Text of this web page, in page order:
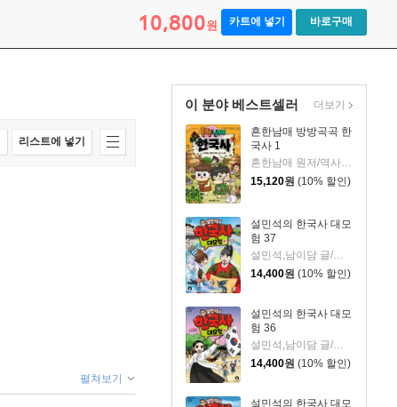
10,800원 카트에 넣기 바로구매
이 분야 베스트셀러
흔한남매 방방곡곡 한
국사 1
흔한남매 원저/역사곰돌이 글/유난희 그림/미래엔 역사 교과서 집필진,흔한컴퍼니 감수
15,120원 (10% 할인)
설민석의 한국사 대모
험 37
설민석,남이담 글/정현희 그림/강석화 감수
14,400원 (10% 할인)
설민석의 한국사 대모
험 36
설민석,남이담 글/정현희 그림/강석화 감수
14,400원 (10% 할인)
설민석의 한국사 대모
더보기
리스트에 넣기
펼쳐보기